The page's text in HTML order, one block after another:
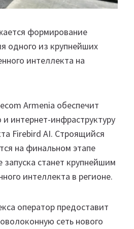
формирование
одного из крупнейших
интеллекта на
Armenia обеспечит
интернет-инфраструктуру
Firebird AI. Строящийся
на финальном этапе
запуска станет крупнейшим
интеллекта в регионе.
оператор предоставит
сеть нового